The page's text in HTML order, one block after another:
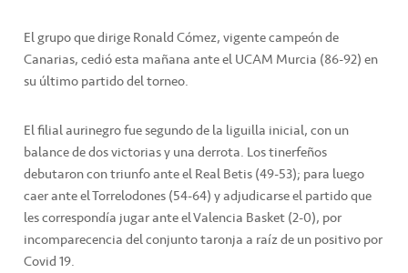
El grupo que dirige Ronald Cómez, vigente campeón de
Canarias, cedió esta mañana ante el UCAM Murcia (86-92) en
su último partido del torneo.
El filial aurinegro fue segundo de la liguilla inicial, con un
balance de dos victorias y una derrota. Los tinerfeños
debutaron con triunfo ante el Real Betis (49-53); para luego
caer ante el Torrelodones (54-64) y adjudicarse el partido que
les correspondía jugar ante el Valencia Basket (2-0), por
incomparecencia del conjunto taronja a raíz de un positivo por
Covid 19.